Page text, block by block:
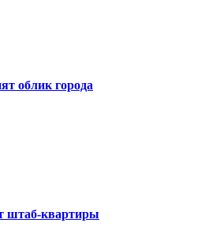
облик города
штаб-квартиры